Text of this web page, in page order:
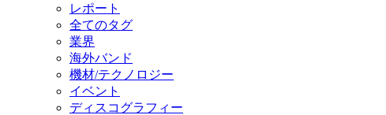
レポート
全てのタグ
業界
海外バンド
機材/テクノロジー
イベント
ディスコグラフィー